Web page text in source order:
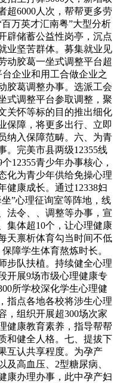
超6000人次，帮帮更多劳
万英才汇南粤”大型分析
辟储蓄公益性岗亭，沉点
业坚苦群体。募集就业见
动胶葛一坐式调整平台超
企业和用工合做企业之
胶葛调整办事。选派工会
式调整平台参取调整，聚
关怀等标的目的推出细化
保障，将更多出行、立即
纳入保障范畴。六、为青
。完美市县两级12355线
12355青少年办事核心，
化为青少年供给免操心理
健康成长。通过12338妇
”心理征询室等阵地，线
法令、、调整等办事，宣
集体超10个，让心理健康
天禀析体育勾当时间不低
障学生体育熬炼时长。
步队扶植。持续健全心理
开展9场市级心理健康专
所学校深化学生心理健
指点各地各校将涉生心理
，组织开展超300场次家
健康教育素养，指导帮帮
和健全人格。七、提拔下
互认共享程度。为孕产
及高血压、2型糖尿病、
康办理办事，此中孕产妇